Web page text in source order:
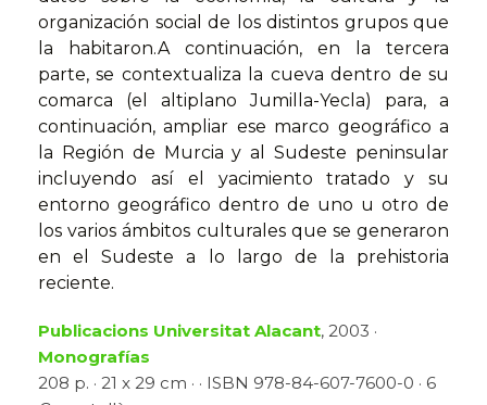
organización social de los distintos grupos que
la habitaron.A continuación, en la tercera
parte, se contextualiza la cueva dentro de su
comarca (el altiplano Jumilla-Yecla) para, a
continuación, ampliar ese marco geográfico a
la Región de Murcia y al Sudeste peninsular
incluyendo así el yacimiento tratado y su
entorno geográfico dentro de uno u otro de
los varios ámbitos culturales que se generaron
en el Sudeste a lo largo de la prehistoria
reciente.
Publicacions Universitat Alacant, 2003 ·
Monografías
208 p. · 21 x 29 cm · · ISBN 978-84-607-7600-0 · 6